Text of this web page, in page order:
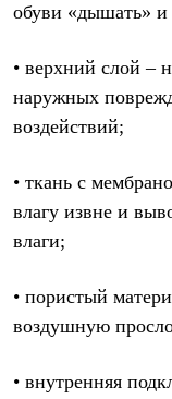
обуви «дышать» и
• верхний слой –
наружных
воздействий;
• ткань с
влагу извне и
влаги;
• пористый
воздушную
• внутренняя